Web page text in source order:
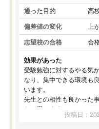
通った目的 高
偏差値の変化 上
志望校の合格 合
効果があった
受験勉強に対するやる気
なり、集中できる環境も
います。
先生との相性も良かった
たと思います。
投稿日：